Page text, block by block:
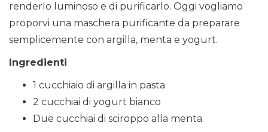
renderlo luminoso e di purificarlo. Oggi vogliamo
proporvi una maschera purificante da preparare
semplicemente con argilla, menta e yogurt.
Ingredienti
1 cucchiaio di argilla in pasta
2 cucchiai di yogurt bianco
Due cucchiai di sciroppo alla menta.